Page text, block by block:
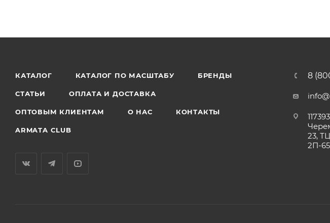
КАТАЛОГ КАТАЛОГ ПО МАСШТАБУ БРЕНДЫ
СТАТЬИ ОПЛАТА И ДОСТАВКА
ОПТОВЫМ КЛИЕНТАМ О НАС КОНТАКТЫ
ARMATA CLUB
8
23,
2П-